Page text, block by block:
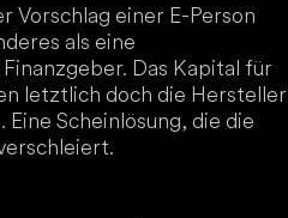
Vorschlag einer E-Person
als eine
Das Kapital für
letztlich doch die Hersteller
Scheinlösung, die die